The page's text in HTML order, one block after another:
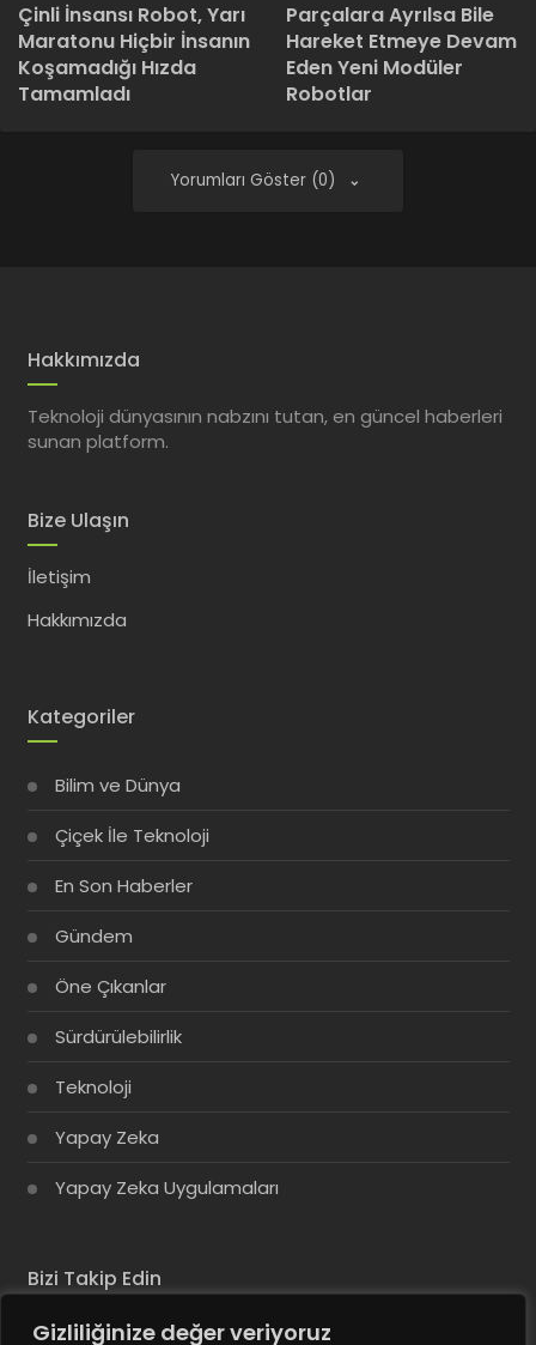
Gizliliğinize değer veriyoruz
Çinli İnsansı Robot, Yarı
Maratonu Hiçbir İnsanın
Koşamadığı Hızda
Tamamladı
Parçalara Ayrılsa Bile
Hareket Etmeye Devam
Eden Yeni Modüler
Robotlar
Yorumları Göster (0)
Hakkımızda
Teknoloji dünyasının nabzını tutan, en güncel haberleri
sunan platform.
Bize Ulaşın
İletişim
Hakkımızda
Kategoriler
Bilim ve Dünya
Çiçek İle Teknoloji
En Son Haberler
Gündem
Öne Çıkanlar
Sürdürülebilirlik
Teknoloji
Yapay Zeka
Yapay Zeka Uygulamaları
Bizi Takip Edin